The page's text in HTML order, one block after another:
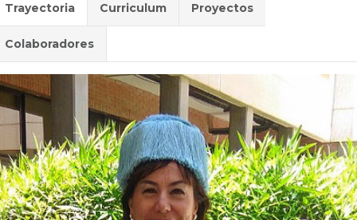
Trayectoria Curriculum Proyectos
Colaboradores